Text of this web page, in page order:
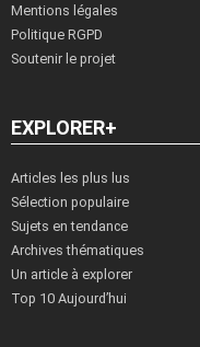
Mentions légales
Politique RGPD
Soutenir le projet
EXPLORER+
Articles les plus lus
Sélection populaire
Sujets en tendance
Archives thématiques
Un article à explorer
Top 10 Aujourd’hui